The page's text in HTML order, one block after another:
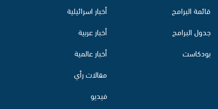
قائمة البرامج
جدول البرامج
بودكاست
أخبار اسرائيلية
أخبار عربية
أخبار عالمية
مقالات رأي
فيديو